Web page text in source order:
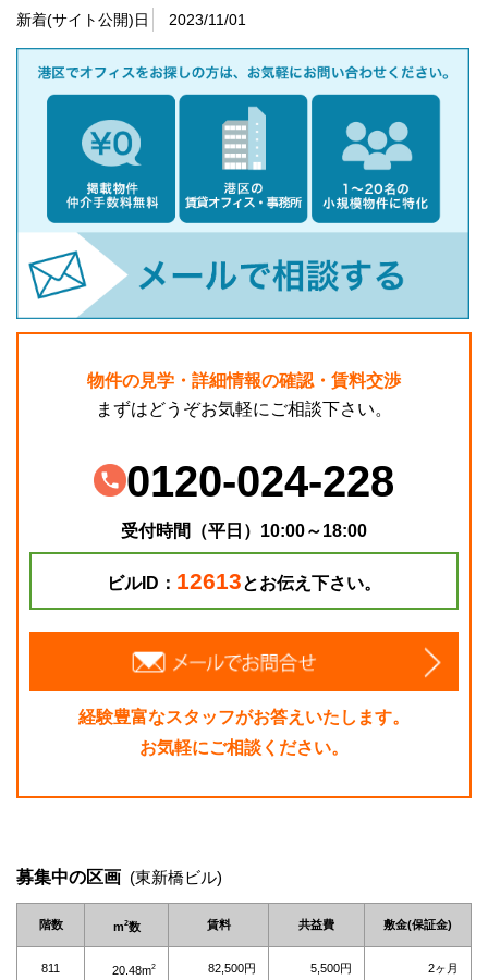
新着(サイト公開)日
2023/11/01
物件の見学・詳細情報の確認・賃料交渉
まずはどうぞお気軽にご相談下さい。
0120-024-228
受付時間（平日）10:00～18:00
ビルID： 12613とお伝え下さい。
経験豊富なスタッフがお答えいたします。
お気軽にご相談ください。
募集中の区画 (東新橋ビル)